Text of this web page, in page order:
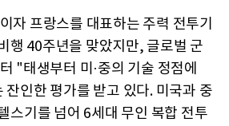
자 프랑스를 대표하는 주력 전투기
행 40주년을 맞았지만, 글로벌 군
"태생부터 미·중의 기술 정점에
인한 평가를 받고 있다. 미국과 중
스기를 넘어 6세대 무인 복합 전투